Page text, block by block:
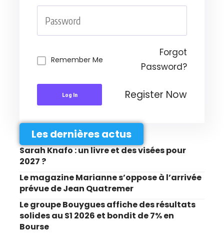
Remember Me
Forgot
Password?
Log In Register Now
Les dernières actus
Sarah Knafo : un livre et des visées pour
2027 ?
Le magazine Marianne s’oppose à l’arrivée
prévue de Jean Quatremer
Le groupe Bouygues affiche des résultats
solides au S1 2026 et bondit de 7% en
Bourse